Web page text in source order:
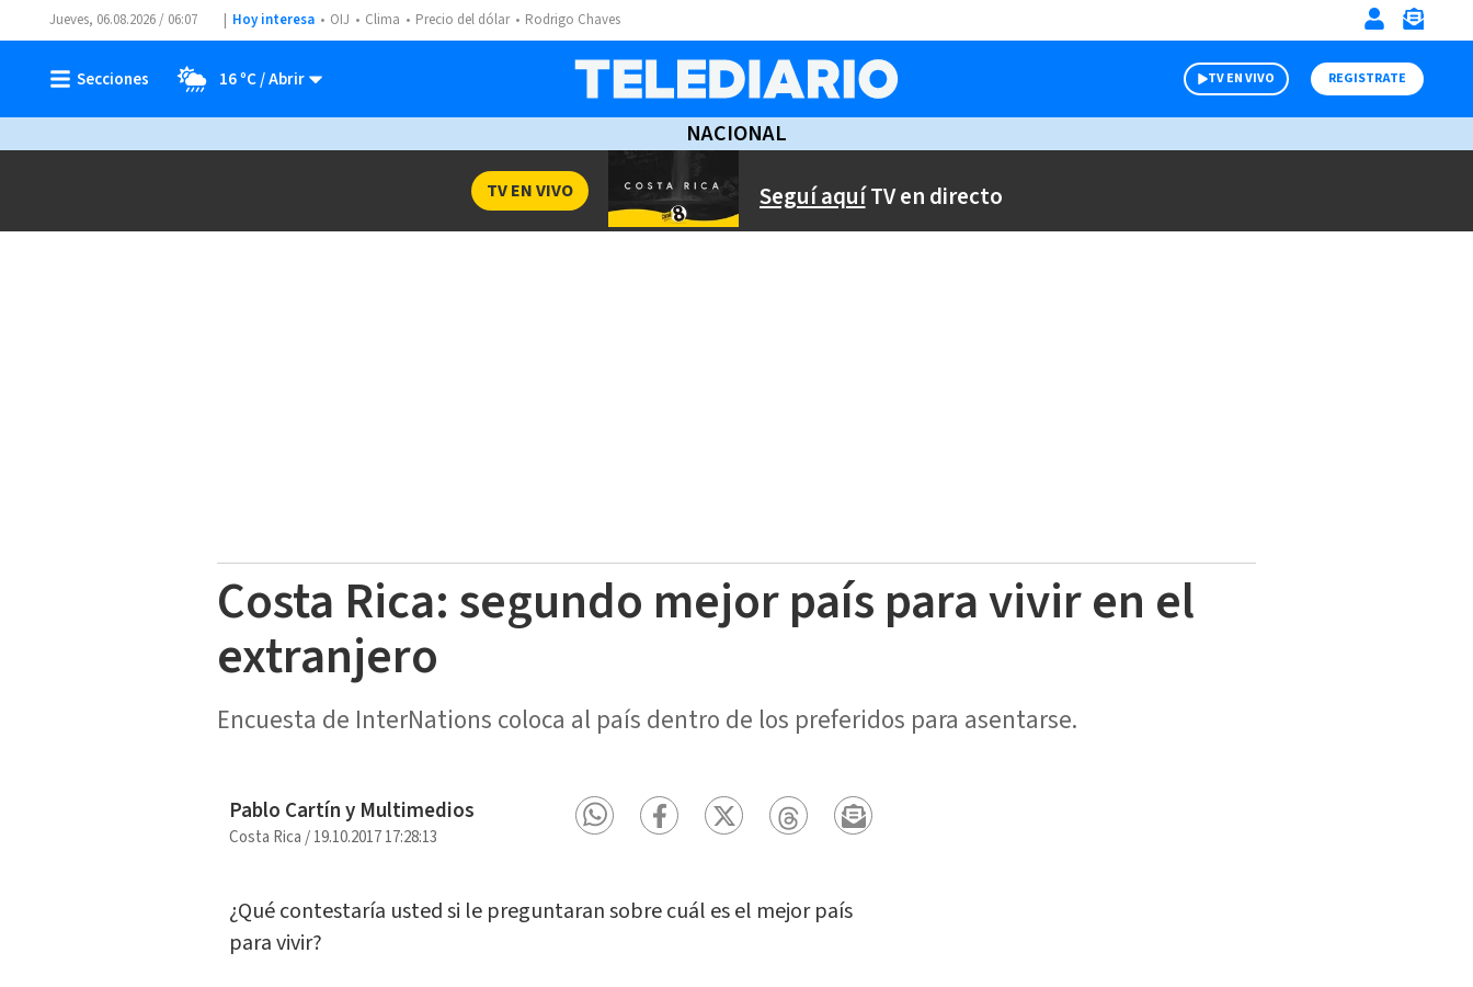
Jueves, 06.08.2026 / 06:07 Hoy interesa OIJ Clima Precio del dólar Rodrigo Chaves
16 ºC TV EN VIVO REGISTRATE
NACIONAL
Seguí aquíTV en directo
TV EN VIVO
Costa Rica: segundo mejor país para vivir en el
extranjero
Encuesta de InterNations coloca al país dentro de los preferidos para asentarse.
Pablo Cartín y Multimedios
Costa Rica/19.10.2017 17:28:13
¿Qué contestaría usted si le preguntaran sobre cuál es el mejor país
para vivir?